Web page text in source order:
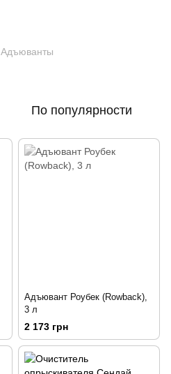
Адъюванты
По популярности
Адъювант Роубек (Rowback),
3 л
2 173 грн